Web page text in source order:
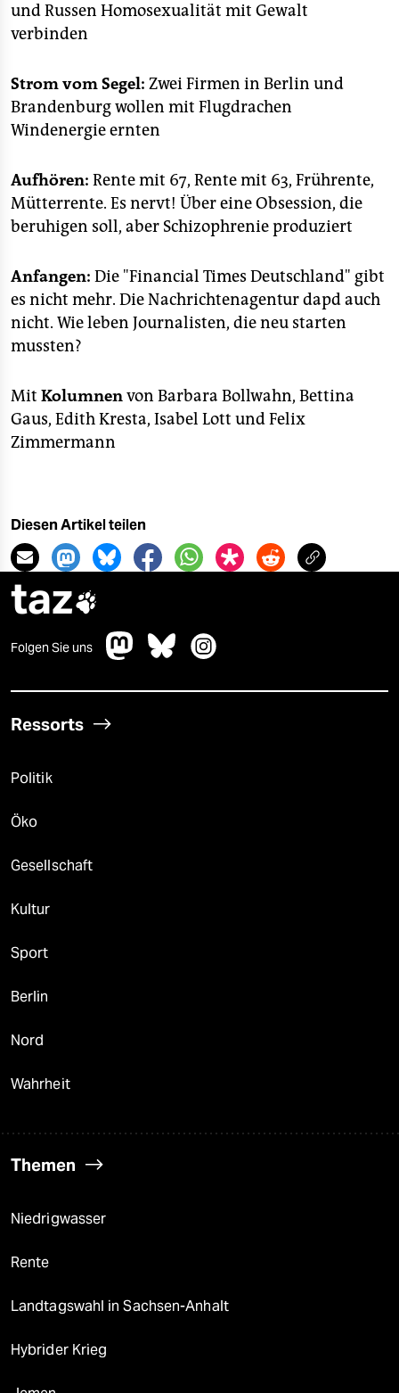
und Russen Homosexualität mit Gewalt
verbinden
Strom vom Segel: Zwei Firmen in Berlin und
Brandenburg wollen mit Flugdrachen
Windenergie ernten
Aufhören: Rente mit 67, Rente mit 63, Frührente,
Mütterrente. Es nervt! Über eine Obsession, die
beruhigen soll, aber Schizophrenie produziert
Anfangen: Die "Financial Times Deutschland" gibt
es nicht mehr. Die Nachrichtenagentur dapd auch
nicht. Wie leben Journalisten, die neu starten
mussten?
Mit Kolumnenvon Barbara Bollwahn, Bettina
Gaus, Edith Kresta, Isabel Lott und Felix
Zimmermann
Diesen Artikel teilen
taz
Folgen Sie uns
Ressorts
Politik
Öko
Gesellschaft
Kultur
Sport
Berlin
Nord
Wahrheit
Themen
Niedrigwasser
Rente
Landtagswahl in Sachsen-Anhalt
Hybrider Krieg